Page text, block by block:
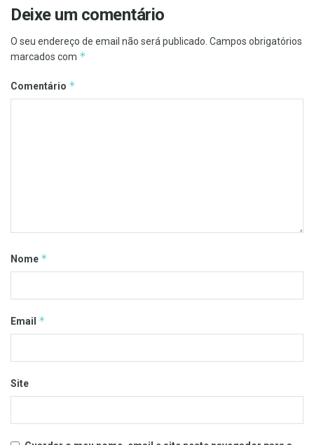
Deixe um comentário
O seu endereço de email não será publicado. Campos obrigatórios
marcados com *
Comentário *
Nome *
Email *
Site